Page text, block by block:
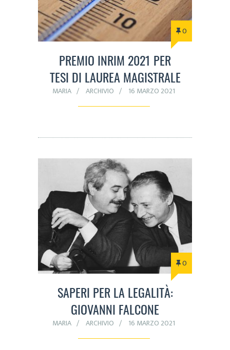
0
PREMIO INRIM 2021 PER
TESI DI LAUREA MAGISTRALE
MARIA ARCHIVIO 16 MARZO 2021
0
SAPERI PER LA LEGALITÀ:
GIOVANNI FALCONE
MARIA ARCHIVIO 16 MARZO 2021